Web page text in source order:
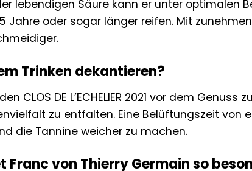
lebendigen Säure kann er unter optimalen
Jahre oder sogar länger reifen. Mit
Trinken dekantieren?
CLOS DE L’ECHELIER 2021 vor dem
zu entfalten. Eine Belüftungszeit von
die Tannine weicher zu machen.
von Thierry Germain so